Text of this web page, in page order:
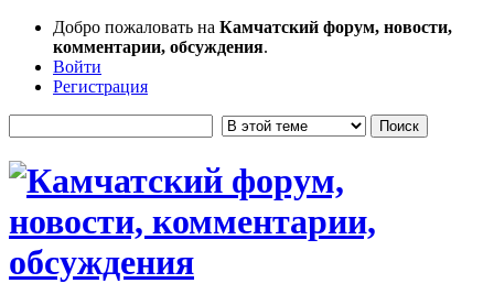
Добро пожаловать на Камчатский форум, новости,
комментарии, обсуждения.
Войти
Регистрация